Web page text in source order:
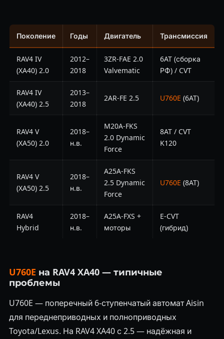
Поколение Годы Двигатель Трансмиссия
RAV4 IV
(XA40) 2.0
2012–
2018
3ZR-FAE 2.0
Valvematic
6AT (сборка
РФ) / CVT
RAV4 IV
(XA40) 2.5
2013–
2018
2AR-FE 2.5 U760E (6AT)
RAV4 V
(XA50) 2.0
2018–
н.в.
M20A-FKS
2.0 Dynamic
Force
8AT / CVT
K120
RAV4 V
(XA50) 2.5
2018–
н.в.
A25A-FKS
2.5 Dynamic
Force
U760E (8AT)
RAV4
Hybrid
2018–
н.в.
A25A-FXS +
моторы
E-CVT
(гибрид)
U760E на RAV4 XA40 — типичные
проблемы
U760E — поперечный 6-ступенчатый автомат Aisin
для переднеприводных и полноприводных
Toyota/Lexus. На RAV4 XA40 с 2.5 — надёжная и